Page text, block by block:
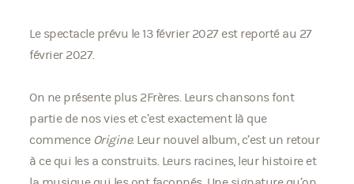
Le spectacle prévu le 13 février 2027 est reporté au 27
février 2027.
On ne présente plus 2Frères. Leurs chansons font
partie de nos vies et c’est exactement là que
commence Origine. Leur nouvel album, c’est un retour
à ce qui les a construits. Leurs racines, leur histoire et